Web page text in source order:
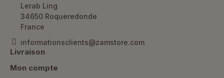
Lerab Ling
34650 Roqueredonde
France
informationsclients@zamstore.com
Livraison
Mon compte